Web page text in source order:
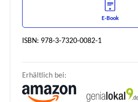
E-Book
ISBN: 978-3-7320-0082-1
Erhältlich bei: